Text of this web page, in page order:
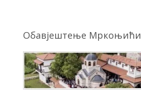
Обавјештење Мркоњићи